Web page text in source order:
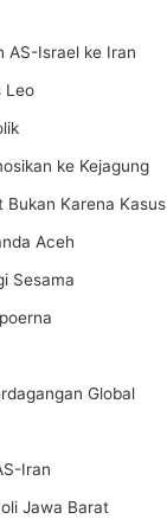
AS-Israel ke Iran
Leo
ke Kejagung
Bukan Karena Kasus
Aceh
Sesama
Global
Iran
Jawa Barat